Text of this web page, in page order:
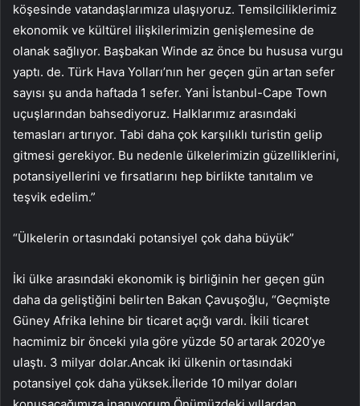
köşesinde vatandaşlarımıza ulaşıyoruz. Temsilciliklerimiz
ekonomik ve kültürel ilişkilerimizin genişlemesine de
olanak sağlıyor. Başbakan Winde az önce bu hususa vurgu
yaptı. de. Türk Hava Yolları’nın her geçen gün artan sefer
sayısı şu anda haftada 1 sefer. Yani İstanbul-Cape Town
uçuşlarından bahsediyoruz. Halklarımız arasındaki
temasları artırıyor. Tabi daha çok karşılıklı turistin gelip
gitmesi gerekiyor. Bu nedenle ülkelerimizin güzelliklerini,
potansiyellerini ve fırsatlarını hep birlikte tanıtalım ve
teşvik edelim.”
“Ülkelerin ortasındaki potansiyel çok daha büyük”
İki ülke arasındaki ekonomik iş birliğinin her geçen gün
daha da geliştiğini belirten Bakan Çavuşoğlu, “Geçmişte
Güney Afrika lehine bir ticaret açığı vardı. İkili ticaret
hacmimiz bir önceki yıla göre yüzde 50 artarak 2020’ye
ulaştı. 3 milyar dolar.Ancak iki ülkenin ortasındaki
potansiyel çok daha yüksek.İleride 10 milyar doları